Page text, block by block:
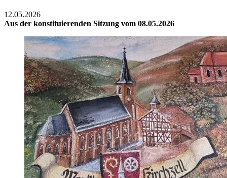
12.05.2026
Aus der konstituierenden Sitzung vom 08.05.2026